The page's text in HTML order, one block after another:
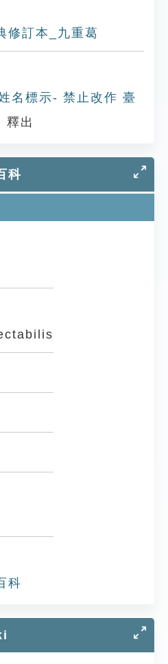
修訂本_九重葛
名標示- 禁止改作 臺
釋出
科
科